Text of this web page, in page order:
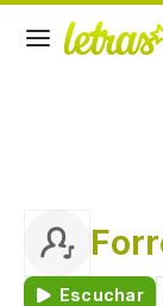
Escuchar